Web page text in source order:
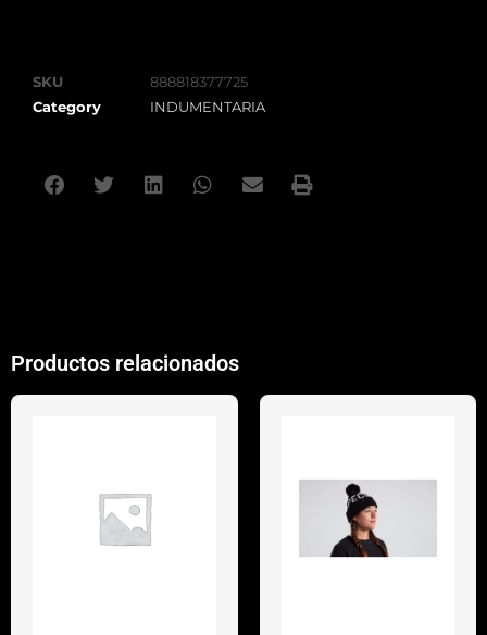
SKU
888818377725
Category
INDUMENTARIA
Productos relacionados